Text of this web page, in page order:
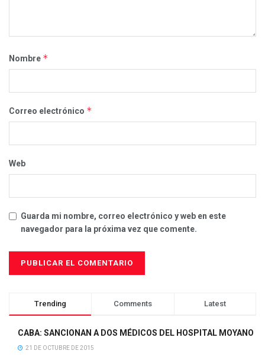
Nombre *
Correo electrónico *
Web
Guarda mi nombre, correo electrónico y web en este
navegador para la próxima vez que comente.
Trending Comments Latest
CABA: SANCIONAN A DOS MÉDICOS DEL HOSPITAL MOYANO
21 DE OCTUBRE DE 2015